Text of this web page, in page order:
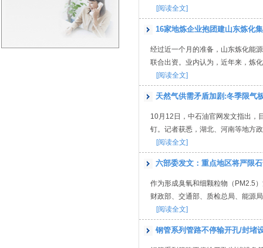
[阅读全文]
16家地炼企业抱团建山东炼化
经过近一个月的准备，山东炼化能
联合出资。业内认为，近年来，炼
[阅读全文]
天然气供需矛盾加剧:冬季限气
10月12日，中石油官网发文指出，
钉。记者获悉，湖北、河南等地方
[阅读全文]
六部委发文：重点地区将严限
作为形成臭氧和细颗粒物（PM2.5
财政部、交通部、质检总局、能源
[阅读全文]
钢管系列管路不停输开孔/封堵